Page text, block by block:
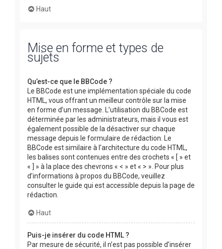
Haut
Mise en forme et types de
sujets
Qu’est-ce que le BBCode ?
Le BBCode est une implémentation spéciale du code
HTML, vous offrant un meilleur contrôle sur la mise
en forme d’un message. L’utilisation du BBCode est
déterminée par les administrateurs, mais il vous est
également possible de la désactiver sur chaque
message depuis le formulaire de rédaction. Le
BBCode est similaire à l’architecture du code HTML,
les balises sont contenues entre des crochets « [ » et
« ] » à la place des chevrons « < » et « > ». Pour plus
d’informations à propos du BBCode, veuillez
consulter le guide qui est accessible depuis la page de
rédaction.
Haut
Puis-je insérer du code HTML ?
Par mesure de sécurité, il n’est pas possible d’insérer